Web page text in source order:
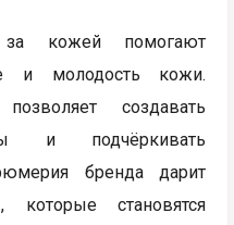
кожей помогают
и молодость кожи.
создавать
и подчёркивать
бренда дарит
которые становятся